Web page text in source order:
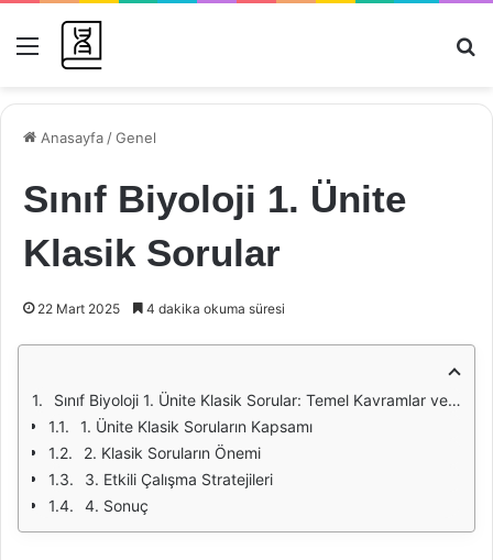
Menü
Anasayfa /Genel
Sınıf Biyoloji 1. Ünite
Klasik Sorular
22 Mart 2025 4 dakika okuma süresi
Sınıf Biyoloji 1. Ünite Klasik Sorular: Temel Kavramlar ve Anlayış Geliştirme
1. Ünite Klasik Soruların Kapsamı
2. Klasik Soruların Önemi
3. Etkili Çalışma Stratejileri
4. Sonuç